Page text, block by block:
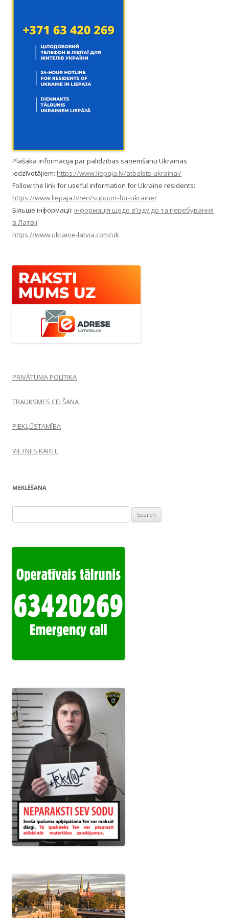
Plašāka informācija par palīdzības saņemšanu Ukrainas
iedzīvotājiem: https://www.liepaja.lv/atbalsts-ukrainai/
Follow the link for useful information for Ukraine residents:
https://www.liepaja.lv/en/support-for-ukraine/
Більше інформації: інформація щодо в’їзду до та перебування
в Латвії
https://www.ukraine-latvia.com/uk
PRIVĀTUMA POLITIKA
TRAUKSMES CELŠANA
PIEKĻŪSTAMĪBA
VIETNES KARTE
MEKLĒŠANA
for: